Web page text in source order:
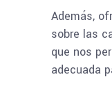
Además,
sobre las
que nos
adecuada